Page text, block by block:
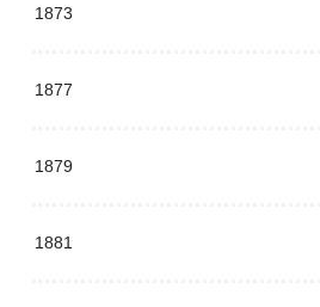
1873
1877
1879
1881